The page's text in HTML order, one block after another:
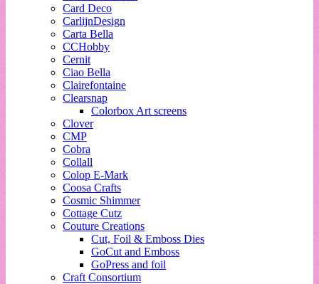
Card Deco
CarlijnDesign
Carta Bella
CCHobby
Cernit
Ciao Bella
Clairefontaine
Clearsnap
Colorbox Art screens
Clover
CMP
Cobra
Collall
Colop E-Mark
Coosa Crafts
Cosmic Shimmer
Cottage Cutz
Couture Creations
Cut, Foil & Emboss Dies
GoCut and Emboss
GoPress and foil
Craft Consortium